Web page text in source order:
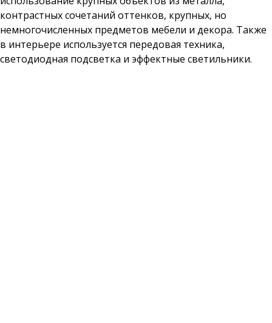
контрастных сочетаний оттенков, крупных, но
немногочисленных предметов мебели и декора. Также
в интерьере используется передовая техника,
светодиодная подсветка и эффектные светильники.